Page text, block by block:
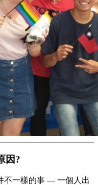
因?
不一樣的事 — 一個人出